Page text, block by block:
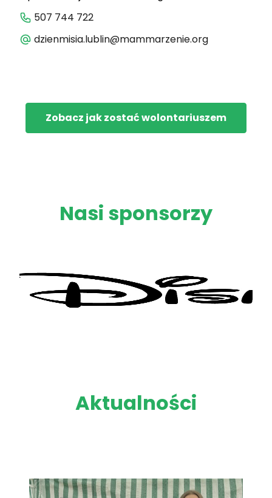
507 744 722
dzienmisia.lublin@mammarzenie.org
Zobacz jak zostać wolontariuszem
Nasi sponsorzy
Aktualności